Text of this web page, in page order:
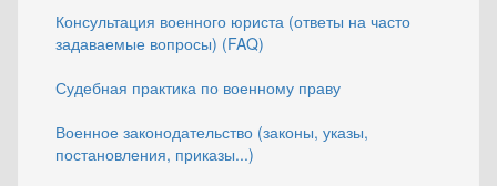
Консультация военного юриста (ответы на часто
задаваемые вопросы) (FAQ)
Судебная практика по военному праву
Военное законодательство (законы, указы,
постановления, приказы...)